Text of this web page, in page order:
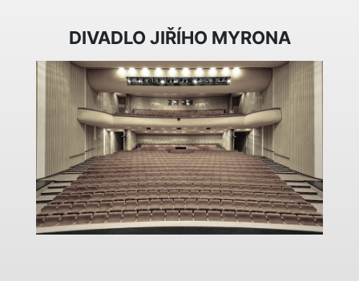
DIVADLO JIŘÍHO MYRONA